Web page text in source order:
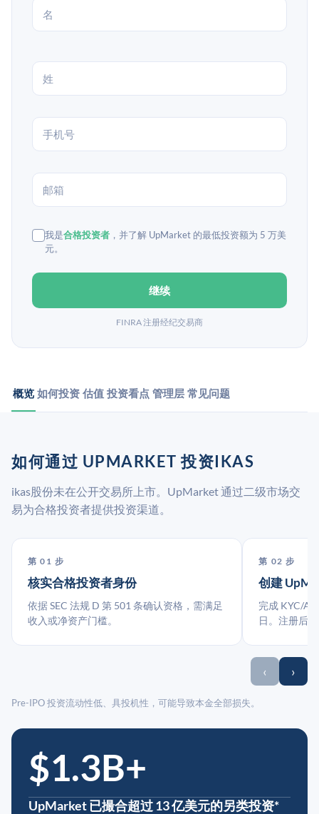
我是合格投资者 ，并了解 UpMarket 的最低投资额为 5 万美
元。
继续
FINRA 注册经纪交易商
概览 如何投资 估值 投资看点 管理层 常见问题
如何通过 UPMARKET 投资IKAS
ikas股份未在公开交易所上市。UpMarket 通过二级市场交
易为合格投资者提供投资渠道。
第 01 步
核实合格投资者身份
依据 SEC 法规 D 第 501 条确认资格，需满足
收入或净资产门槛。
第 02 步
创建
完成 KYC/
日。注册后
‹ ›
Pre-IPO 投资流动性低、具投机性，可能导致本金全部损失。
$1.3B+
UpMarket 已撮合超过 13 亿美元的另类投资*